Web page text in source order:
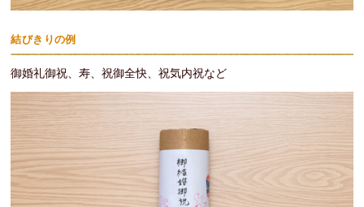
結びきりの例
御婚礼御祝、寿、祝御全快、祝気内祝など